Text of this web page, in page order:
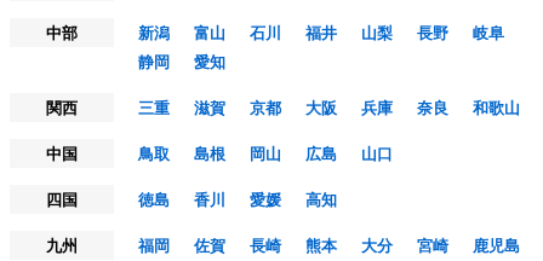
中部
新潟 富山 石川 福井 山梨 長野
岐阜
静岡
愛知
関西
三重 滋賀 京都 大阪 兵庫 奈良
和歌山
中国
鳥取 島根 岡山 広島
山口
四国
徳島 香川 愛媛
高知
九州
福岡 佐賀 長崎 熊本 大分 宮崎
鹿児島